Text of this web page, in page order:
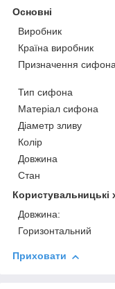
Основні
Виробник
Країна виробник
Призначення
Тип сифона
Матеріал сифона
Діаметр зливу
Колір
Довжина
Стан
Користувальницькі
Довжина:
Горизонтальний
Приховати